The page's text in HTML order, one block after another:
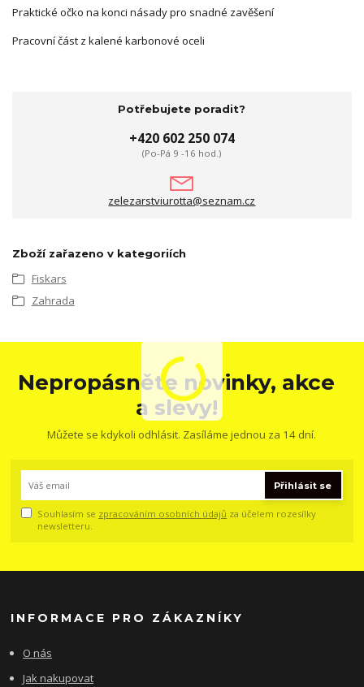
Praktické očko na konci násady pro snadné zavěšení
Pracovní část z kalené karbonové oceli
Potřebujete poradit?
+420 602 250 074
(Po-Pá 9 -16 hod.)
zelezarstviurotta@seznam.cz
Zboží zařazeno v kategoriích
Fiskars
Zahrada
Nepropásněte novinky, akce
a slevy!
Můžete se kdykoli odhlásit. Zasíláme jednou za 14 dní.
Přihlásit se
Souhlasím se zpracováním osobních údajů za účelem rozesílky
newsletteru.
INFORMACE PRO ZÁKAZNÍKY
O nás
Jak nakupovat